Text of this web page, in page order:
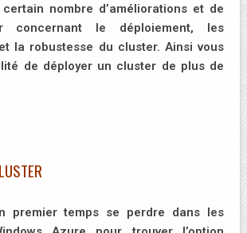
nombre d’améliorations et de
concernant le déploiement, les
la robustesse du cluster. Ainsi vous
de déployer un cluster de plus de
premier temps se perdre dans les